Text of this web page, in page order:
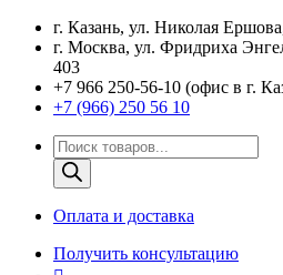
г. Казань, ул. Николая
г. Москва, ул. Фридриха
403
+7 966 250-56-10 (офис в г.
+7 (966) 250 56 10
Поиск
товаров
Оплата и доставка
Получить консультацию